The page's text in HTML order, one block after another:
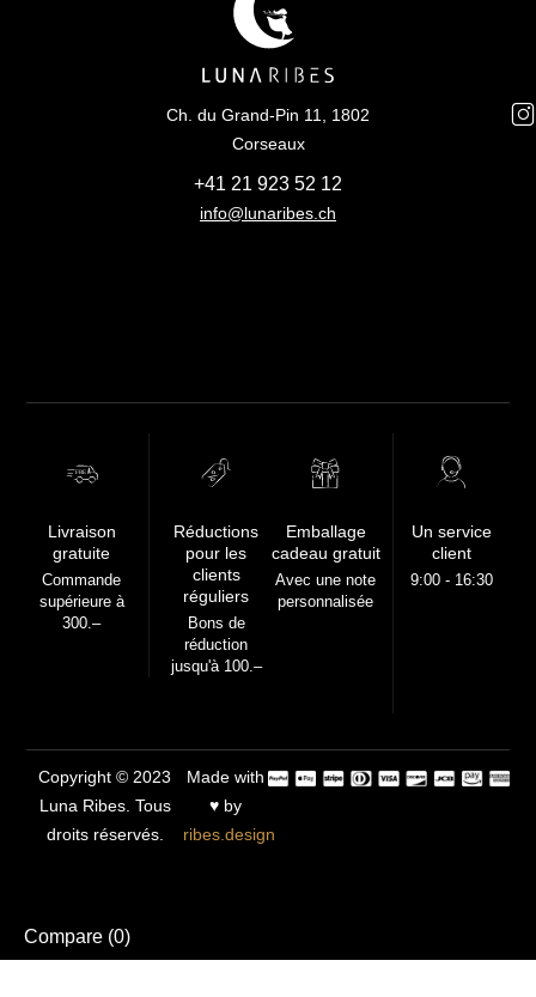
Ch. du Grand-Pin 11, 1802
Corseaux
+41 21 923 52 12
info@lunaribes.ch
FREE
Livraison
gratuite
Commande
supérieure à
300.–
Réductions
pour les
clients
réguliers
Bons de
réduction
jusqu'à 100.–
Emballage
cadeau gratuit
Avec une note
personnalisée
Un service
client
9:00 - 16:30
Copyright © 2023
Luna Ribes. Tous
droits réservés.
Made with
♥ by
ribes.design
Compare (0)